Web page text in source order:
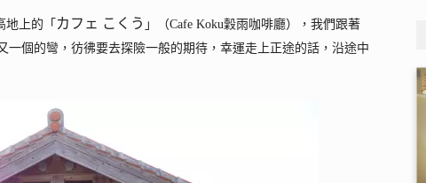
地上的「 カフェ こくう 」（Cafe Koku穀雨咖啡廳），我們跟著
一個的彎，彷彿要去探險一般的期待，幸運走上正途的話，沿途中